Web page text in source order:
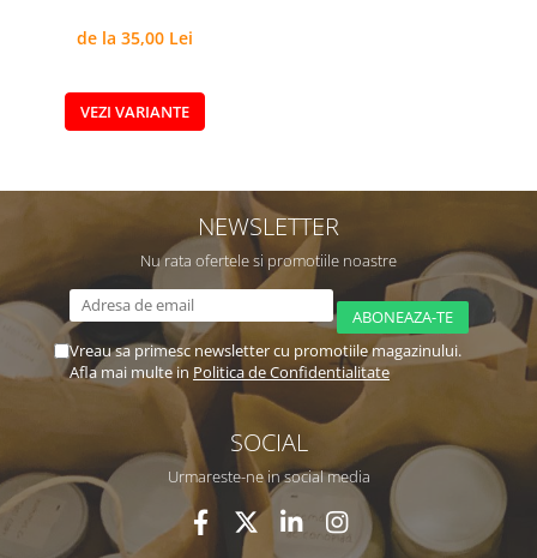
de la 35,00 Lei
VEZI VARIANTE
NEWSLETTER
Nu rata ofertele si promotiile noastre
Vreau sa primesc newsletter cu promotiile magazinului.
Afla mai multe in Politica de Confidentialitate
SOCIAL
Urmareste-ne in social media